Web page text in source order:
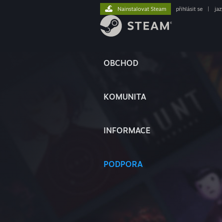
OBCHOD
KOMUNITA
INFORMACE
PODPORA
Nainstalovat Steam přihlásit se